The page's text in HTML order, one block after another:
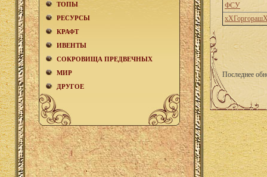
ТОПЫ
РЕСУРСЫ
КРАФТ
ИВЕНТЫ
СОКРОВИЩА ПРЕДВЕЧНЫХ
МИР
ДРУГОЕ
ФСУ
Последнее